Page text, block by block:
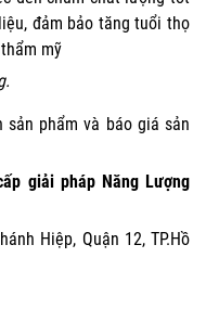
đảm bảo tăng tuổi thọ
mỹ
phẩm và báo giá sản
giải pháp Năng Lượng
Hiệp, Quận 12, TP.Hồ